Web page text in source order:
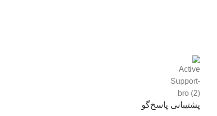
پشتیبانی پاسخ‌گو